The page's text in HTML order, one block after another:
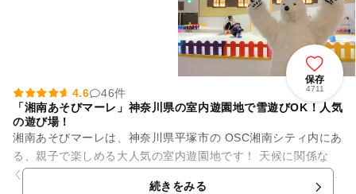
保存
4711
4.6
46件
「湘南あそびマーレ」神奈川県の室内遊園地で雪遊びOK！人気
の遊び場！
湘南あそびマーレは、神奈川県平塚市の OSC湘南シティ内にあ
る、親子で楽しめる大人気の室内遊園地です！ 天候に関係な
く、子どもたちが思いきり遊べるのが魅力✨ 中でも注目は、...
続きをみる